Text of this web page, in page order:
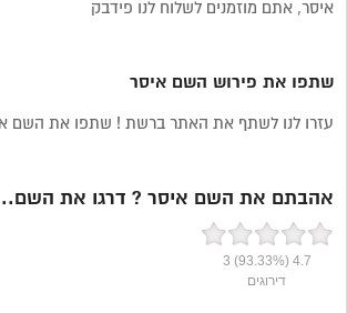
איסר, אתם מוזמנים לשלוח לנו פידבק
שתפו את פירוש השם איסר
עזרו לנו לשתף את האתר ברשת ! שתפו את השם
אהבתם את השם איסר ? דרגו את
4.7
(93.33%)
3
דירוגים